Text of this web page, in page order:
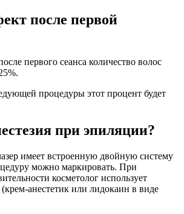
после первой
первого сеанса количество волос
процедуры этот процент будет
при эпиляции?
имеет встроенную двойную систему
можно маркировать. При
косметолог использует
анестетик или лидокаин в виде